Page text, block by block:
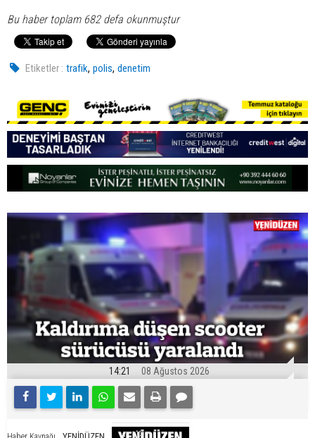
Bu haber toplam 682 defa okunmuştur
Etiketler : trafik,polis,denetim
14:21 08 Ağustos 2026